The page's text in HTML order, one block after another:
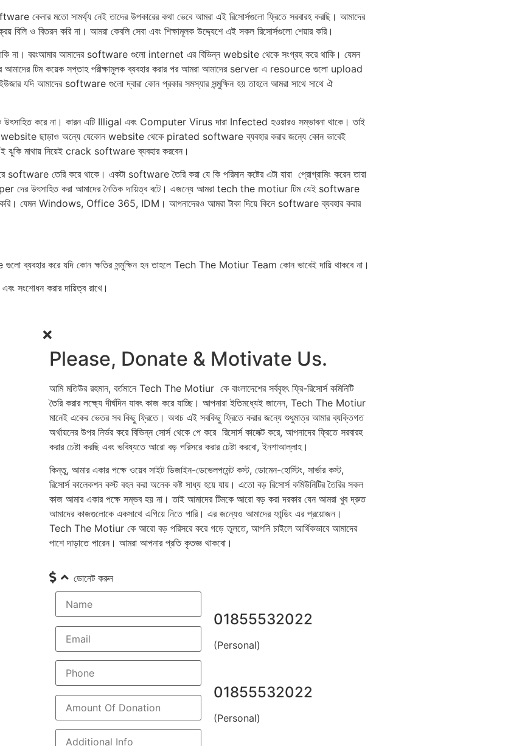
কেনার মতো সামর্থ্য নেই তাদের উপকারের কথা ভেবে আমরা এই রিসোর্সগুলো ফ্রিতে সরবারহ করছি। আমাদের
ও বিতরন করি না। আমরা কেবলি সেবা এবং শিক্ষামূলক উদ্দ্যেশে এই সকল রিসোর্সগুলো শেয়ার করি।
না। বরংআমার আমাদের software গুলো internet এর বিভিন্ন website থেকে সংগ্রহ করে থাকি। যেমন
টিম কয়েক সপ্তাহ পরীক্ষামুলক ব্যব‍হার করার পর আমরা আমাদের server এ resource গুলো upload
যদি আমাদের software গুলো দ্বারা কোন প্রকার সমস্যার সন্মুক্ষিন হয় তাহলে আমরা সাথে সাথে ঐ
করে না। কারন এটি Illigal এবং Computer Virus দারা Infected হওয়ারও সম্ভাবনা থাকে। তাই
website ছাড়াও অন্যে যেকোন website থেকে pirated software ব্যব‍হার করার জন্যে কোন ভাবেই
এই ঝুকি মাথায় নিয়েই crack software ব্যব‍হার করবেন।
তেরি করে থাকে। একটা software তৈরি করা যে কি পরিমান কষ্টের এটা যারা প্রোগ্রামিং করেন তারা
দের উৎ‌সাহিত করা আমাদের নৈতিক দায়িত্ব বটে। এজন্যে আমরা tech the motiur ট‍িম যেই software
করি। যেমন Windows, Office 365, IDM। আপনাদেরও আমরা টাকা দিয়ে কিনে software ব্যব‍হার করার
ব্যব‍হার করে যদি কোন ক্ষতির সন্মুক্ষিন হন তাহলে Tech The Motiur Team কোন ভাবেই দায়ি থাকবে না।
করার দায়িত্ব রাখে।
Please, Donate & Motivate Us.
আমি মতিউর রহমান, বর্তমানে Tech The Motiur কে বাংলাদেশের সর্ববৃহৎ ফ্রি-রিসোর্স কমিনিটি
তৈরি করার লক্ষ্যে দীর্ঘদিন যাবৎ‌ কাজ করে যাচ্ছি। আপনারা ইতিমধ্যেই জানেন, Tech The Motiur
মানেই একের ভেতর সব কিছু ফ্রিতে। অথচ এই সবকিছু ফ্রিতে করার জন্যে শুধুমাত্র আমার ব্যক্তিগত
অর্থায়নের উপর নির্ভর করে বিভিন্ন সোর্স থেকে পে করে রিসোর্স কালেক্ট করে, আপনাদের ফ্রিতে সরবারহ
করার চেষ্টা করছি এবং ভবিষ্যতে আরো বড় পরিসরে করার চেষ্টা করবো, ইনশা‍আল্লাহ।
কিন্তু, আমার একার পক্ষে ওয়েব সাইট ডিজাইন-ডেভেলপমেন্ট কস্ট, ডোমেন-হোস্টিং, সার্ভার কস্ট,
রিসোর্স কালেকশন কস্ট বহন করা অনেক কষ্ট সাধ্য হয়ে যায়। এতো বড় রিসোর্স কমিউনিটির তৈরির সকল
কাজ আমার একার পক্ষে সম্ভব হয় না। তাই আমাদের টিমকে আরো বড় করা দরকার যেন আমরা খুব দ্রুত
আমাদের কাজগুলোকে একসাথে এগিয়ে নিতে পারি। এর জন্যেও আমাদের ফান্ডিং এর প্রয়োজন।
Tech The Motiur কে আরো বড় পরিসরে করে গড়ে তুলতে, আপনি চাইলে আর্থিকভাবে আমাদের
পাশে দাড়াতে পারেন। আমরা আপনার প্রতি কৃতজ্ঞ থাকবো।
ডোনেট করুন
01855532022
(Personal)
01855532022
(Personal)